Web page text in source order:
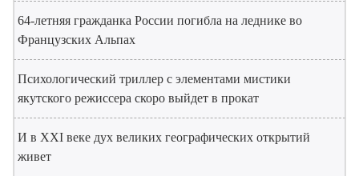
64-летняя гражданка России погибла на леднике во
Французских Альпах
Психологический триллер с элементами мистики
якутского режиссера скоро выйдет в прокат
И в XXI веке дух великих географических открытий
живет